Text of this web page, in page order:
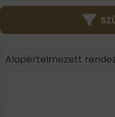
Product | Sorting
Sort content
Alapértelmezett
Sort content